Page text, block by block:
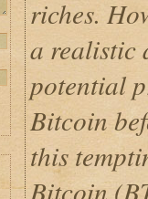
riches.
a realistic
potential
Bitcoin
this
Bitcoin